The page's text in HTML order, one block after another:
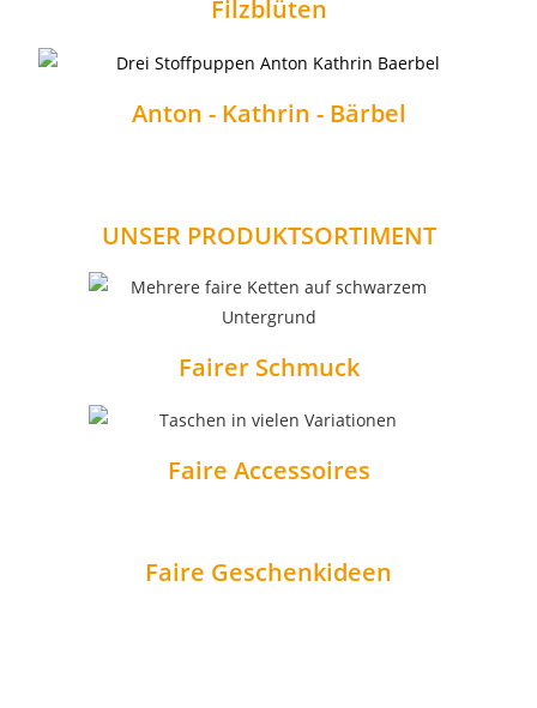
Filzblüten
Anton - Kathrin - Bärbel
UNSER PRODUKTSORTIMENT
Fairer Schmuck
Faire Accessoires
Faire Geschenkideen